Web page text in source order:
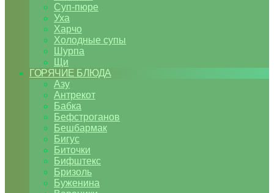
Суп-пюре
Уха
Харчо
Холодные супы
Шурпа
Щи
ГОРЯЧИЕ БЛЮДА
Азу
Антрекот
Бабка
Бефстроганов
Бешбармак
Бигус
Биточки
Бифштекс
Бризоль
Буженина